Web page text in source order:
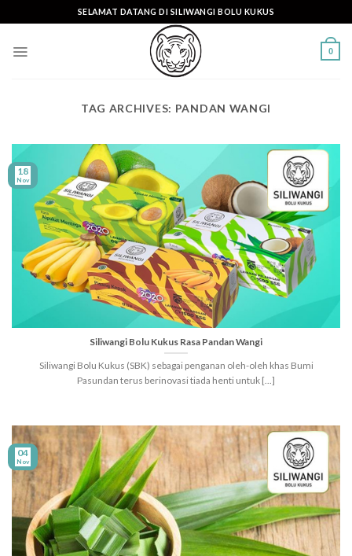
to
SELAMAT DATANG DI SILIWANGI BOLU KUKUS
0
TAG ARCHIVES: PANDAN WANGI
Siliwangi Bolu Kukus Rasa Pandan Wangi
Siliwangi Bolu Kukus (SBK) sebagai penganan oleh-oleh khas Bumi
Pasundan terus berinovasi tiada henti untuk [...]
18
Nov
04
Nov